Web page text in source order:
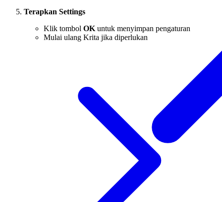
Terapkan Settings
Klik tombol OKuntuk menyimpan pengaturan
Mulai ulang Krita jika diperlukan